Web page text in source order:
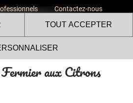
Contactez-nous
aux Citrons
TOUT ACCEPTER